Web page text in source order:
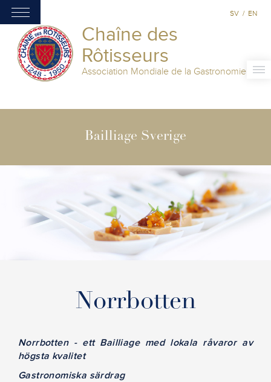
Chaîne des
Rôtisseurs
Association Mondiale de la Gastronomie
SV / EN
Bailliage Sverige
Norrbotten
Norrbotten - ett Bailliage med lokala råvaror av
högsta kvalitet
Gastronomiska särdrag